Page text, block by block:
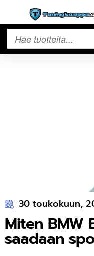
30 toukokuun,
Miten BMW
saadaan